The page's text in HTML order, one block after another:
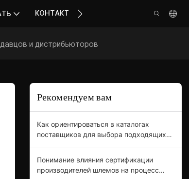
КОНТАКТ
и дистрибьюторов
Рекомендуем вам
Как ориентироваться в каталогах
поставщиков для выбора подходящих
Понимание влияния сертификации
производителей шлемов на процесс